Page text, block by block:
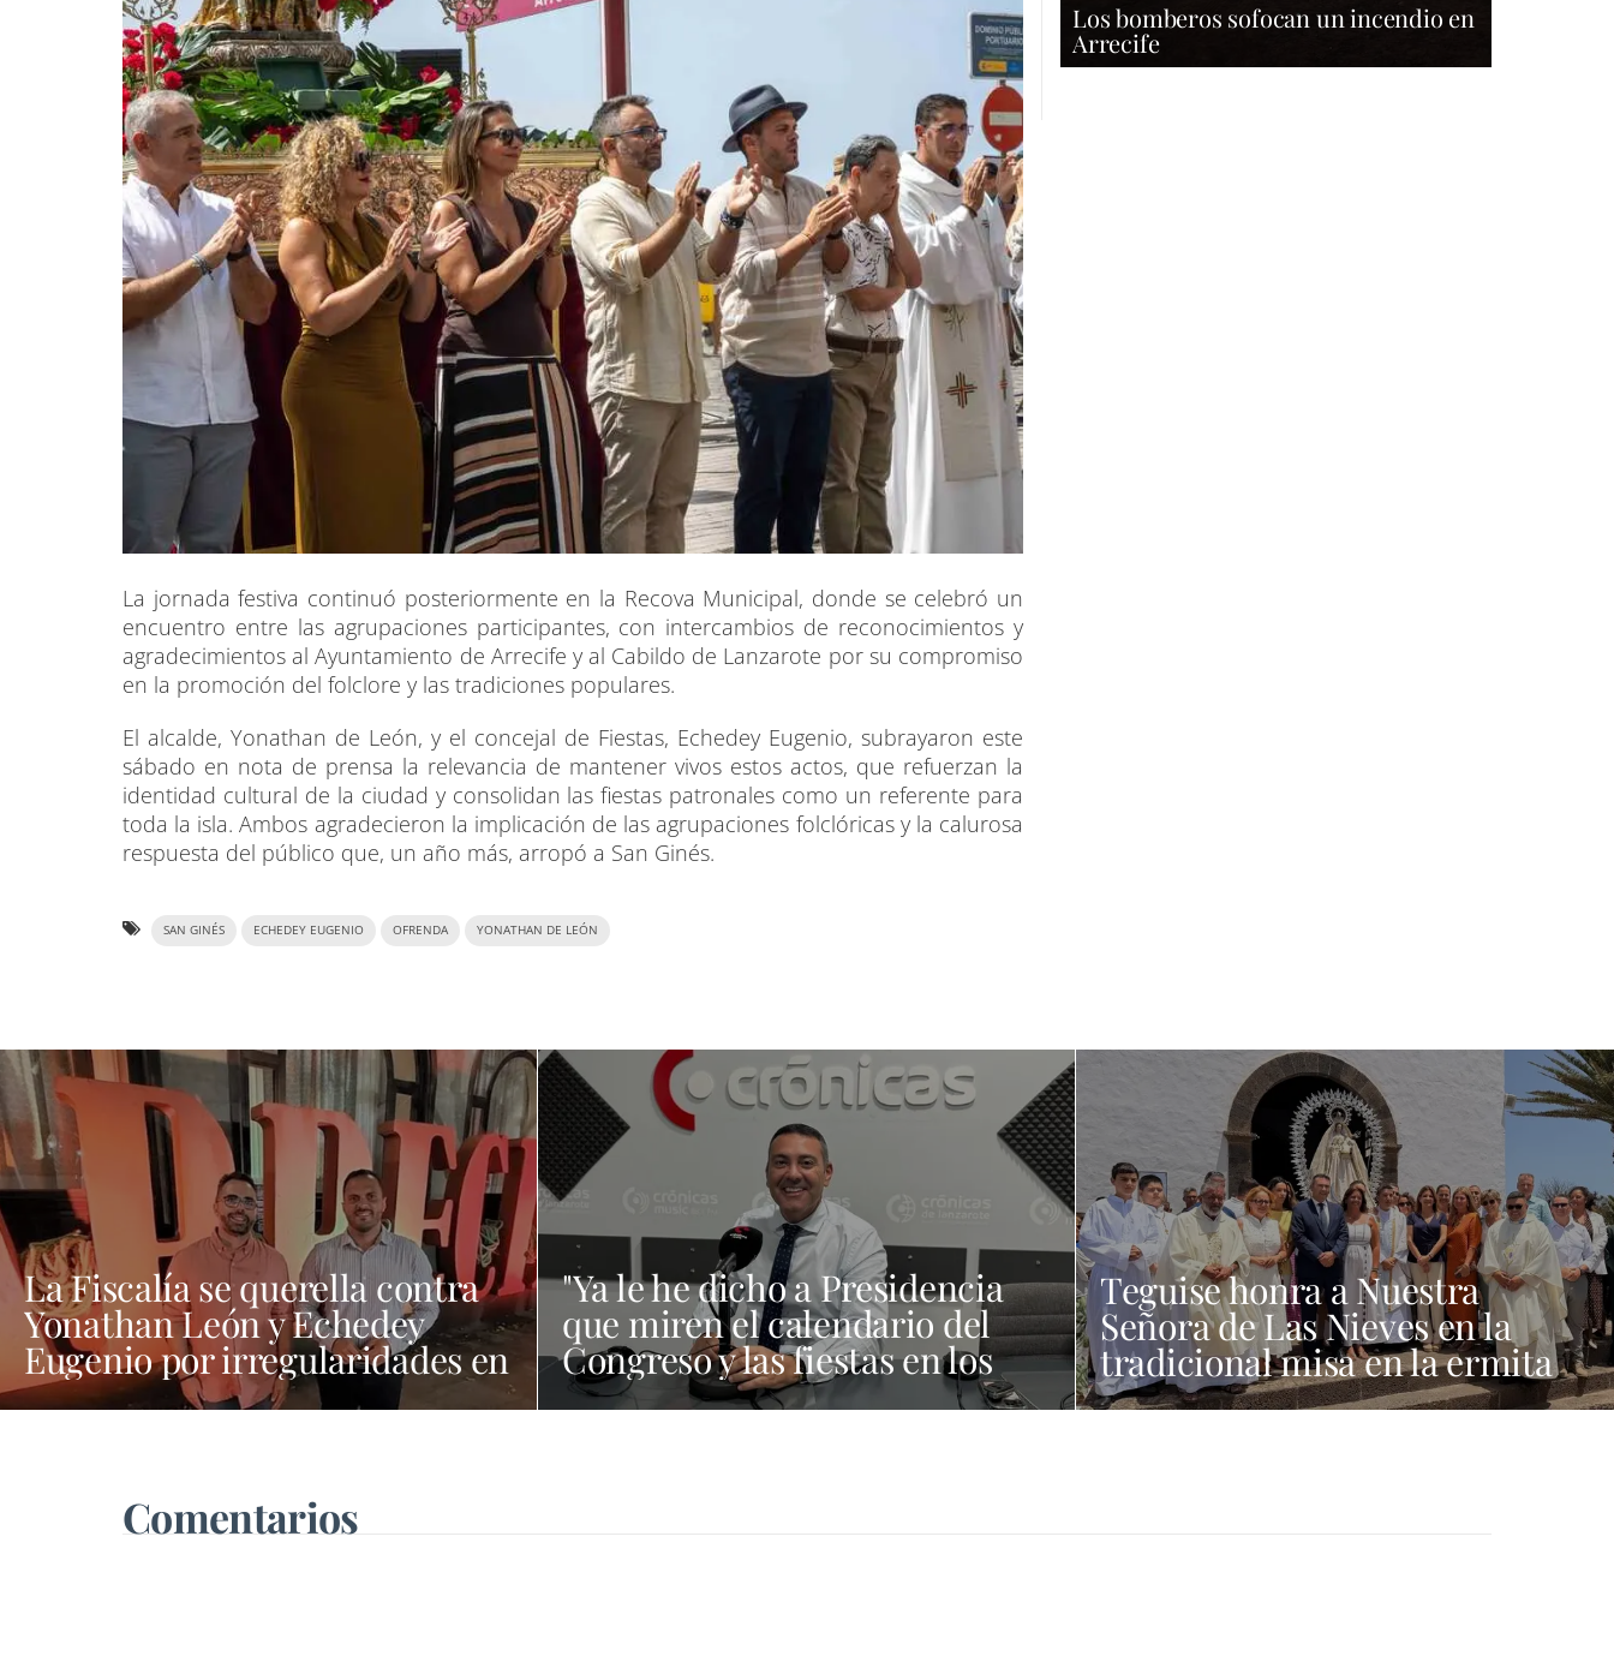
La jornada festiva continuó posteriormente en la Recova Municipal, donde se celebró un
encuentro entre las agrupaciones participantes, con intercambios de reconocimientos y
agradecimientos al Ayuntamiento de Arrecife y al Cabildo de Lanzarote por su compromiso
en la promoción del folclore y las tradiciones populares.
El alcalde, Yonathan de León, y el concejal de Fiestas, Echedey Eugenio, subrayaron este
sábado en nota de prensa la relevancia de mantener vivos estos actos, que refuerzan la
identidad cultural de la ciudad y consolidan las fiestas patronales como un referente para
toda la isla. Ambos agradecieron la implicación de las agrupaciones folclóricas y la calurosa
respuesta del público que, un año más, arropó a San Ginés.
SAN GINÉS ECHEDEY EUGENIO OFRENDA YONATHAN DE LEÓN
Los bomberos sofocan un incendio en
Arrecife
La Fiscalía se querella contra
Yonathan León y Echedey
Eugenio por irregularidades en
las contrataciones de las
"Ya le he dicho a Presidencia
que miren el calendario del
Congreso y las fiestas en los
municipios porque Dolores
Teguise honra a Nuestra
Señora de Las Nieves en la
tradicional misa en la ermita
Comentarios